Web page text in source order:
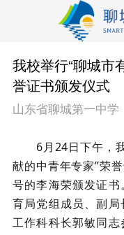
我校举行“聊城市
誉证书颁发仪式
山东省聊城第一中学
6月24日下午，
献的中青年专家”荣
号的李海荣颁发证
育局党组成员、副
工作科科长郭敏同